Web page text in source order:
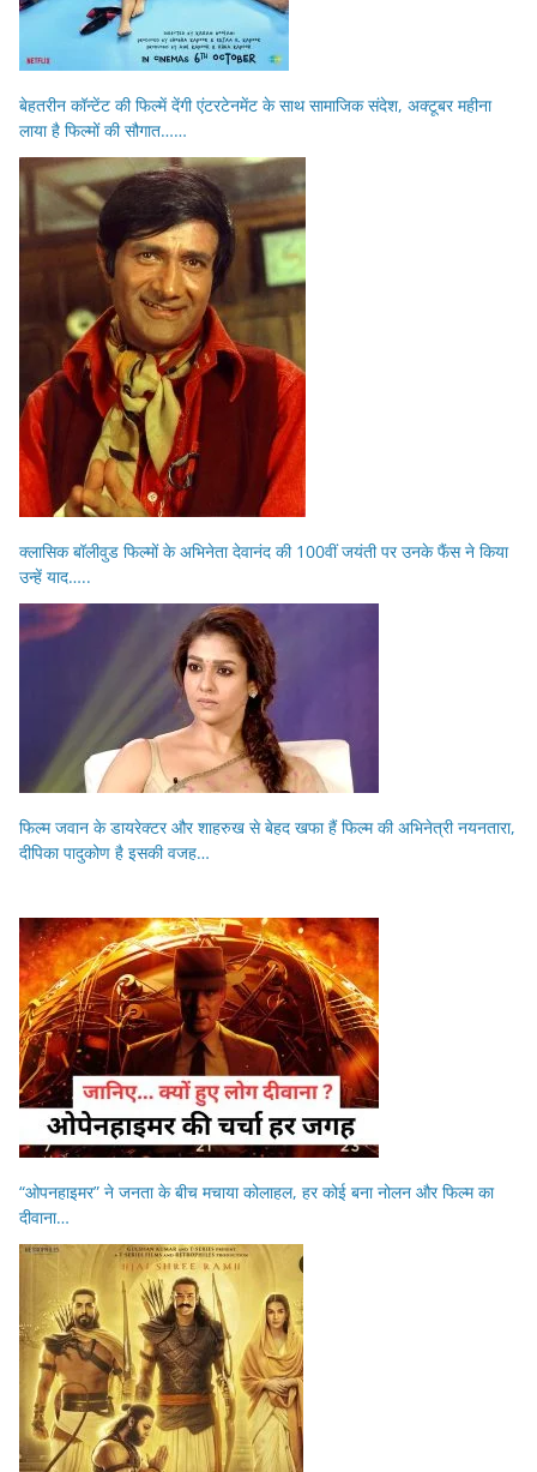
बेहतरीन कॉन्टेंट की फिल्में देंगी एंटरटेनमेंट के साथ सामाजिक संदेश, अक्टूबर महीना
लाया है फिल्मों की सौगात……
क्लासिक बॉलीवुड फिल्मों के अभिनेता देवानंद की 100वीं जयंती पर उनके फैंस ने किया
उन्हें याद…..
फिल्म जवान के डायरेक्टर और शाहरुख से बेहद खफा हैं फिल्म की अभिनेत्री नयनतारा,
दीपिका पादुकोण है इसकी वजह…
“ओपनहाइमर” ने जनता के बीच मचाया कोलाहल, हर कोई बना नोलन और फिल्म का
दीवाना…